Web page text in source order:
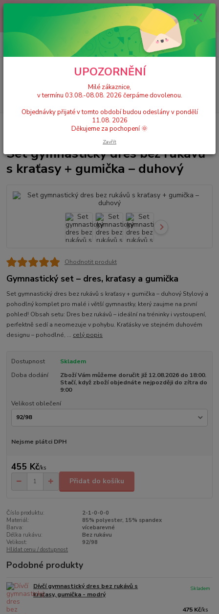
Milé zákaznice, v termínu 03.08.-08.08. 2026 čerpáme dovolenou.
Objednávky přijaté v tomto období budou odeslány v pondělí 11.08.
2026 Děkujeme za pochopení 🌞
CZK
Hledat
+420 777 224 390
(Po-Pá, 9-17 hod.)
0 Kč
Set gymnastický dres bez rukávů s kraťasy +
Set gymnastický dres bez rukávů
s kraťasy + gumička – duhový
Ohodnotit produkt
Gymnastický set – dres, kraťasy a gumička
Set gymnastický dres bez rukávů s kraťasy + gumička – duhový Stylový a
pohodlný komplet pro malé i větší gymnastky, který zaujme na první
pohled! Obsah setu: Dres bez rukávů – ideální na tréninky i vystoupení,
perfektně sedí a neomezuje v pohybu. Kraťásky ve stejném duhovém
designu – pohodlné, ... celý popis
Dostupnost
Skladem
Doba dodání
Zboží Vám můžeme doručit již 12.08.2026 do 18:00.
Stačí, když zboží objednáte nejpozději do zítra do
9:00
Velikost oblečení
Nejsme plátci DPH
455 Kč/ks
Přidat do košíku
Číslo produktu:
2-1-0-0-0
Materiál:
85% polyester, 15% spandex
Barva:
vícebarevné
Délka rukávu:
Bez rukávu
Velikost:
92/98
Hlídat cenu / dostupnost
Podobné produkty
Dívčí gymnastický dres bez rukávů s
kraťasy, gumička - modrý
475 Kč/ks
Skladem
UPOZORNĚNÍ
Milé zákaznice,
v termínu 03.08.-08.08. 2026 čerpáme dovolenou.
Objednávky přijaté v tomto období budou odeslány v pondělí
11.08. 2026
Děkujeme za pochopení 🌞
Zavřít